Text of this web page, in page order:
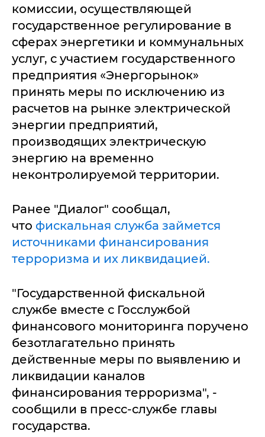
комиссии, осуществляющей
государственное регулирование в
сферах энергетики и коммунальных
услуг, с участием государственного
предприятия «Энергорынок»
принять меры по исключению из
расчетов на рынке электрической
энергии предприятий,
производящих электрическую
энергию на временно
неконтролируемой территории.
Ранее "Диалог" сообщал,
что фискальная служба займется
источниками финансирования
терроризма и их ликвидацией.
"Государственной фискальной
службе вместе с Госслужбой
финансового мониторинга поручено
безотлагательно принять
действенные меры по выявлению и
ликвидации каналов
финансирования терроризма", -
сообщили в пресс-службе главы
государства.